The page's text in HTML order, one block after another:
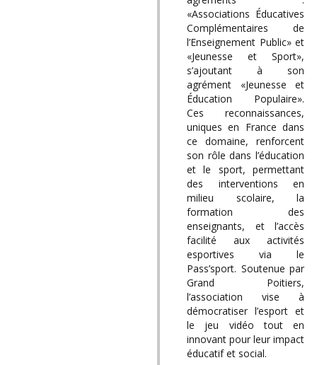
«Associations Éducatives
Complémentaires de
l’Enseignement Public» et
«Jeunesse et Sport»,
s’ajoutant à son
agrément «Jeunesse et
Éducation Populaire».
Ces reconnaissances,
uniques en France dans
ce domaine, renforcent
son rôle dans l’éducation
et le sport, permettant
des interventions en
milieu scolaire, la
formation des
enseignants, et l’accès
facilité aux activités
esportives via le
Pass’sport. Soutenue par
Grand Poitiers,
l’association vise à
démocratiser l’esport et
le jeu vidéo tout en
innovant pour leur impact
éducatif et social.